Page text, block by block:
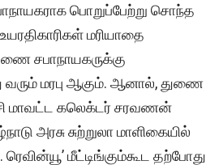
பொறுப்பேற்று சொந்த
மரியாதை
சபாநாயகருக்கு
வரும் மரபு ஆகும். ஆனால், துணை
மாவட்ட கலெக்டர் சரவணன்
அரசு சுற்றுலா மாளிகையில்
மீட்டிங்கும்கூட தற்போது